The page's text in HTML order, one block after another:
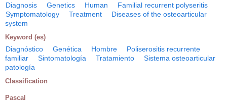
Diagnosis Genetics Human
Familial recurrent polyseritis
Symptomatology
Treatment
Diseases of the osteoarticular
system
Keyword (es)
Diagnóstico Genética Hombre
Poliserositis recurrente
familiar
Sintomatología Tratamiento
Sistema osteoarticular
patología
Classification
Pascal